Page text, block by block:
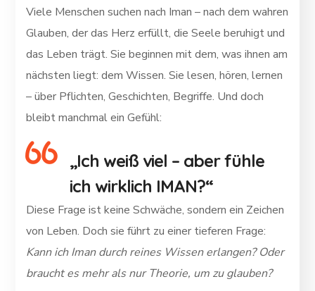
Viele Menschen suchen nach Iman – nach dem wahren
Glauben, der das Herz erfüllt, die Seele beruhigt und
das Leben trägt. Sie beginnen mit dem, was ihnen am
nächsten liegt: dem Wissen. Sie lesen, hören, lernen
– über Pflichten, Geschichten, Begriffe. Und doch
bleibt manchmal ein Gefühl:
„Ich weiß viel – aber fühle
ich wirklich IMAN?“
Diese Frage ist keine Schwäche, sondern ein Zeichen
von Leben. Doch sie führt zu einer tieferen Frage:
Kann ich Iman durch reines Wissen erlangen? Oder
braucht es mehr als nur Theorie, um zu glauben?